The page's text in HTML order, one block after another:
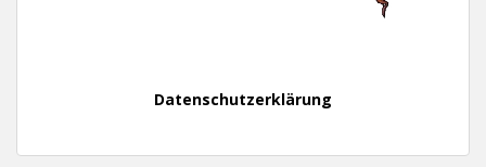
Datenschutzerklärung